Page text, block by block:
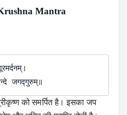
Mantra
को समर्पित है। इसका जप